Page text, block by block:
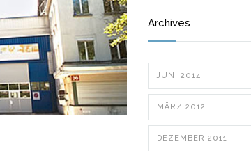
Archives
JUNI 2014
MÄRZ 2012
DEZEMBER 2011